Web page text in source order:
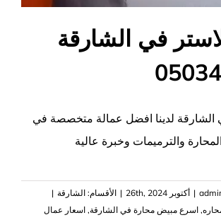
في الشارقة
الشارقة لدينا افضل عمالة متخصصة في
والترميمات وخبرة عالية
| أكتوبر 26th, 2024 | الأقسام: الشارقة |
, اسرع مبيض محارة في الشارقة, اسعار عمال